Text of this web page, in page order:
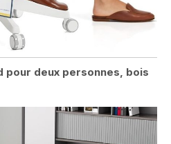
pour deux personnes, bois